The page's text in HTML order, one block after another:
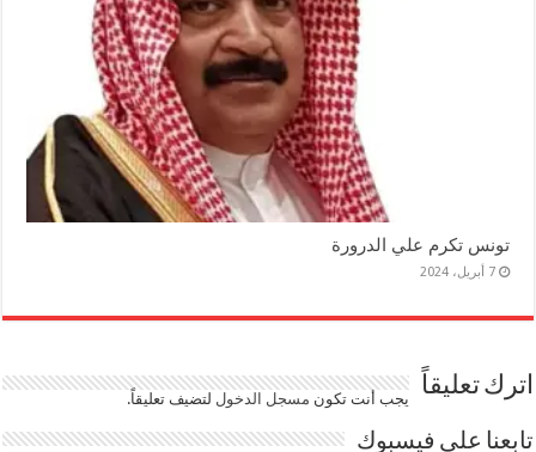
تونس تكرم علي الدرورة
7 أبريل، 2024
اترك تعليقاً يجب أنت تكون مسجل الدخوللتضيف تعليقاً.
تابعنا على فيسبوك